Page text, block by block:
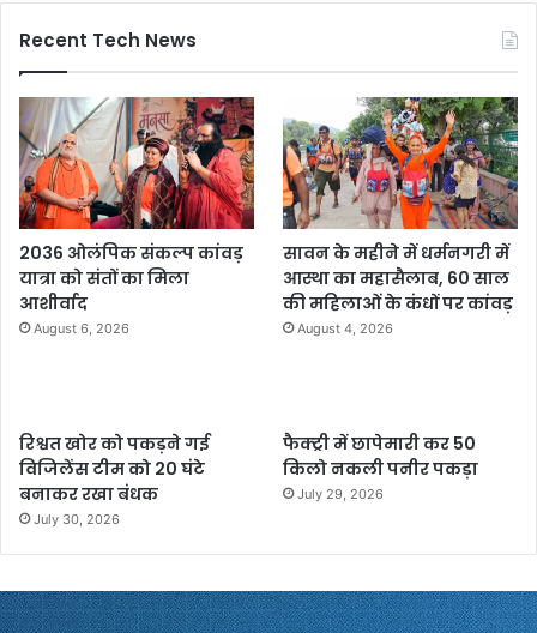
Recent Tech News
2036 ओलंपिक संकल्प कांवड़
यात्रा को संतों का मिला
आशीर्वाद
August 6, 2026
सावन के महीने में धर्मनगरी में
आस्था का महासैलाब, 60 साल
की महिलाओं के कंधों पर कांवड़
August 4, 2026
रिश्वत खोर को पकड़ने गई
विजिलेंस टीम को 20 घंटे
बनाकर रखा बंधक
July 30, 2026
फैक्ट्री में छापेमारी कर 50
किलो नकली पनीर पकड़ा
July 29, 2026